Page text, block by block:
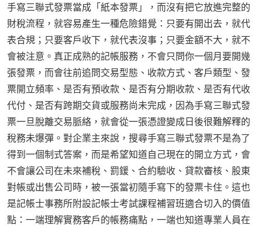
手寫三聯式發票當成「紙本發票」，而沒有把它放進完整的
財稅流程，就容易產生一種危險錯覺：只要有開出去，就代
表合規；只要客戶收下，就代表沒事；只要金額不大，就不
會被注意。真正成熟的記帳服務，不會只問你一個月要開幾
張發票，而會往前追問交易型態、收款方式、客戶類型、發
票開立頻率、是否有預收款、是否有分期收款、是否有代收
代付、是否有跨期交貨或服務尚未完成，因為手寫三聯式發
票一旦脫離交易脈絡，就會從一張憑證變成日後很難解釋的
稅務未爆彈。對企業主來說，搜尋手寫三聯式發票不是為了
得到一個制式答案，而是希望知道自己現在的開立方式，會
不會讓公司在未來補稅、罰鍰、合約驗收、貸款審核、股東
對帳或出售公司時，被一張當初隨手寫下的發票卡住。這也
是記帳士事務所附設記帳士考試課程補習班適合切入的價值
點：一端理解實務客戶的帳務痛點，一端也知道專業人員在